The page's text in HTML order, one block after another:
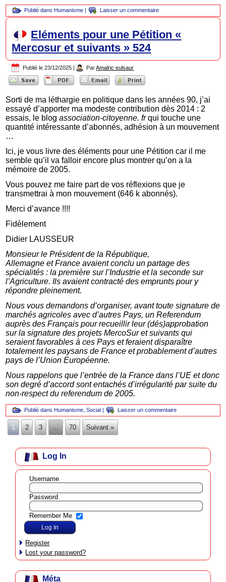
Publié dans Humanisme | Laisser un commentaire
Eléments pour une Pétition «
Mercosur et suivants » 524
Publié le 23/12/2025 | Par Amalric eulsaur
Sorti de ma léthargie en politique dans les années 90, j’ai
essayé d’apporter ma modeste contribution dès 2014 : 2
essais, le blogassociation-citoyenne. frqui touche une
quantité intéressante d’abonnés, adhésion à un mouvement
…
Ici, je vous livre des éléments pour une Pétition car il me
semble qu’il va falloir encore plus montrer qu’on a la
mémoire de 2005.
Vous pouvez me faire part de vos réflexions que je
transmettrai à mon mouvement (646 k abonnés).
Merci d’avance !!!!
Fidèlement
Didier LAUSSEUR
Monsieur le Président de la République,
Allemagne et France avaient conclu un partage des
spécialités : la première sur l’Industrie et la seconde sur
l’Agriculture. Ils avaient contracté des emprunts pour y
répondre pleinement.
Nous vous demandons d’organiser, avant toute signature de
marchés agricoles avec d’autres Pays, un Referendum
auprès des Français pour recueillir leur (dés)approbation
sur la signature des projets MercoSur et suivants qui
seraient favorables à ces Pays et feraient disparaître
totalement les paysans de France et probablement d’autres
pays de l’Union Européenne.
Nous rappelons que l’entrée de la France dans l’UE et donc
son degré d’accord sont entachés d’irrégularité par suite du
non-respect du referendum de 2005.
Publié dans Humanisme ,Social Laisser un commentaire
1 2 3 … 70 Suivant »
Log In
Username
Password
Remember Me
Register
Lost your password?
Méta